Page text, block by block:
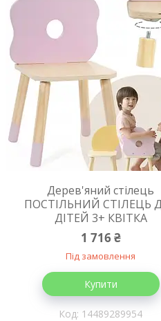
Дерев'яний стілець
ПОСТІЛЬНИЙ СТІЛЕЦЬ
ДІТЕЙ 3+ КВІТКА
1 716 ₴
Під замовлення
Купити
14489289954